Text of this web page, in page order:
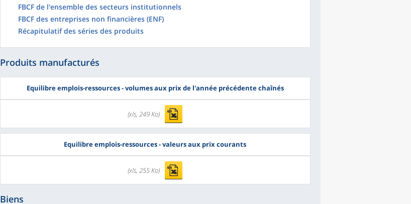
FBCF de l'ensemble des secteurs institutionnels
FBCF des entreprises non financières (ENF)
Récapitulatif des séries des produits
Produits manufacturés
Equilibre emplois-ressources - volumes aux prix de l'année précédente chaînés
(xls, 249 Ko)
Equilibre emplois-ressources - valeurs aux prix courants
(xls, 255 Ko)
Biens